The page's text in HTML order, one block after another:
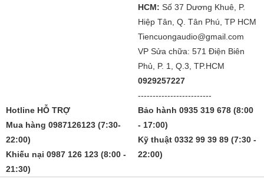
HCM: Số 37 Dương Khuê, P.
Hiệp Tân, Q. Tân Phú, TP HCM
Tiencuongaudio@gmail.com
VP Sửa chữa: 571 Điện Biên
Phủ, P. 1, Q.3, TP.HCM
0929257227
-------------------------
Hotline HỖ TRỢ
Mua hàng 0987126123 (7:30-
22:00)
Khiếu nại 0987 126 123 (8:00 -
21:30)
Bảo hành 0935 319 678 (8:00
- 17:00)
Kỹ thuật 0332 99 39 89 (7:30 -
22:00)